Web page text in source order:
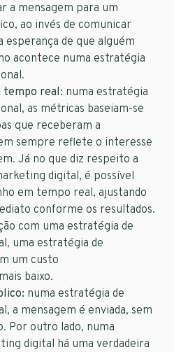
a mensagem para um
ao invés de comunicar
esperança de que alguém
acontece numa estratégia
tempo real: numa estratégia
as métricas baseiam-se
que receberam a
sempre reflete o interesse
Já no que diz respeito a
digital, é possível
em tempo real, ajustando
conforme os resultados.
com uma estratégia de
uma estratégia de
um custo
baixo.
numa estratégia de
a mensagem é enviada, sem
Por outro lado, numa
digital há uma verdadeira